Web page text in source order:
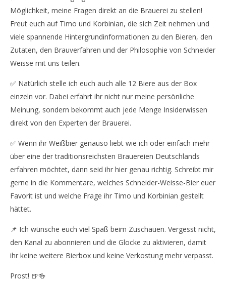
Möglichkeit, meine Fragen direkt an die Brauerei zu stellen!
Freut euch auf Timo und Korbinian, die sich Zeit nehmen und
viele spannende Hintergrundinformationen zu den Bieren, den
Zutaten, den Brauverfahren und der Philosophie von Schneider
Weisse mit uns teilen.
✅ Natürlich stelle ich euch auch alle 12 Biere aus der Box
einzeln vor. Dabei erfahrt ihr nicht nur meine persönliche
Meinung, sondern bekommt auch jede Menge Insiderwissen
direkt von den Experten der Brauerei.
✅ Wenn ihr Weißbier genauso liebt wie ich oder einfach mehr
über eine der traditionsreichsten Brauereien Deutschlands
erfahren möchtet, dann seid ihr hier genau richtig. Schreibt mir
gerne in die Kommentare, welches Schneider-Weisse-Bier euer
Favorit ist und welche Frage ihr Timo und Korbinian gestellt
hättet.
📌 Ich wünsche euch viel Spaß beim Zuschauen. Vergesst nicht,
den Kanal zu abonnieren und die Glocke zu aktivieren, damit
ihr keine weitere Bierbox und keine Verkostung mehr verpasst.
Prost! 🍺🍻